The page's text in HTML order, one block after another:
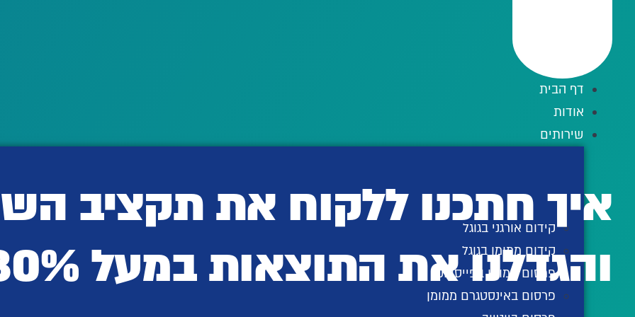
דף הבית
אודות
שירותים
קידום אורגני בגוגל
קידום ממומן בגוגל
פרסום ממומן בפייסבוק
פרסום באינסטגרם ממומן
איך חתכנו ללקוח את תקציב
והגדלנו את התוצאות במעל 30%!